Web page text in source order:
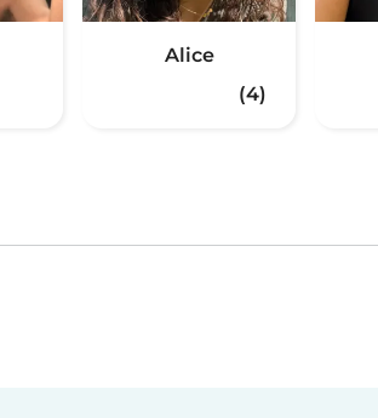
Alice
(4)